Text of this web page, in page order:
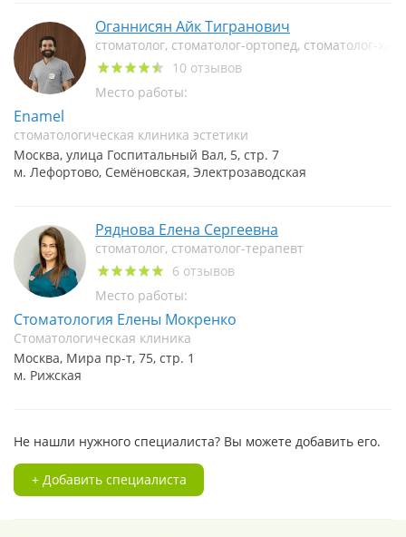
Оганнисян Айк Тигранович
стоматолог, стоматолог-ортопед, стоматолог-
10 отзывов
Место работы:
Enamel
стоматологическая клиника эстетики
Москва, улица Госпитальный Вал, 5, стр. 7
м. Лефортово, Семёновская, Электрозаводская
Ряднова Елена Сергеевна
стоматолог, стоматолог-терапевт
6 отзывов
Место работы:
Стоматология Елены Мокренко
Стоматологическая клиника
Москва, Мира пр-т, 75, стр. 1
м. Рижская
Не нашли нужного специалиста? Вы можете добавить его.
+ Добавить специалиста